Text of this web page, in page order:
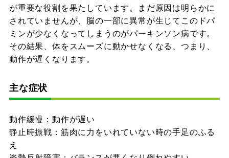
が重要な役割を果たしています。まだ原因は明らかに
されていませんが、脳の一部に異常が生じてこのドパ
ミンが少なくなってしまうのがパーキンソン病です。
その結果、体をスムーズに動かせなくなる、つまり、
動作が遅くなります。
主な症状
動作緩慢：動作が遅い
静止時振戦：筋肉に力をいれていない時の手足のふる
え